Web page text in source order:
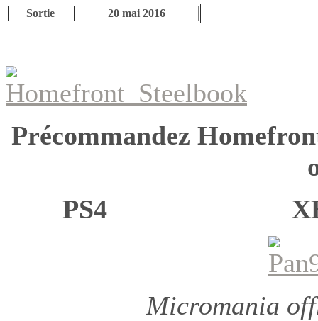
Sortie 20 mai 2016
Précommandez
PS4
Micromania